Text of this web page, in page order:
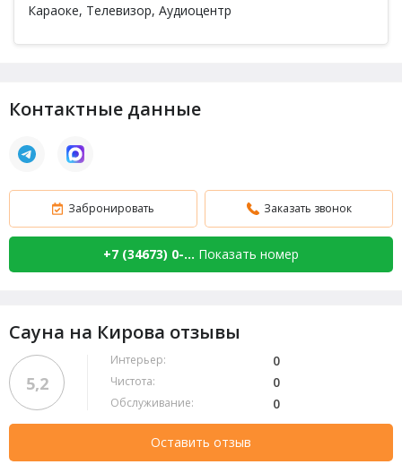
Караоке, Телевизор, Аудиоцентр
Контактные данные
Забронировать Заказать звонок
+7 (34673) 0-... Показать номер
Сауна на Кирова отзывы
5,2
Интерьер: 0
Чистота: 0
Обслуживание: 0
Оставить отзыв